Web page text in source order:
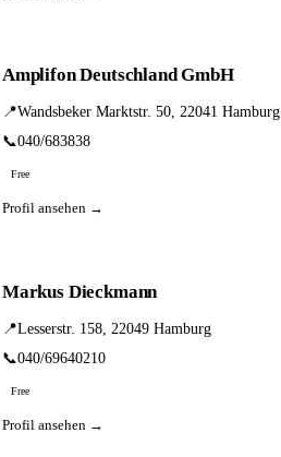
Amplifon Deutschland GmbH
📍Wandsbeker Marktstr. 50, 22041 Hamburg
📞040/683838
Free
Profil ansehen →
Markus Dieckmann
📍Lesserstr. 158, 22049 Hamburg
📞040/69640210
Free
Profil ansehen →